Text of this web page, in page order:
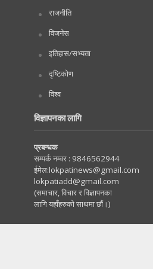
राजनीति
विजनेस
इतिहास/सभ्यता
दृष्टिकोण
विश्व
विज्ञापनका लागि
प्रबन्धक
सम्पर्क नम्वर : 9846562944
ईमेल:lokpatinews@gmail.com
lokpatiadd@gmail.com
(समाचार, विचार र विज्ञापनका
लागि यहाँहरुको साथमा छौं।)